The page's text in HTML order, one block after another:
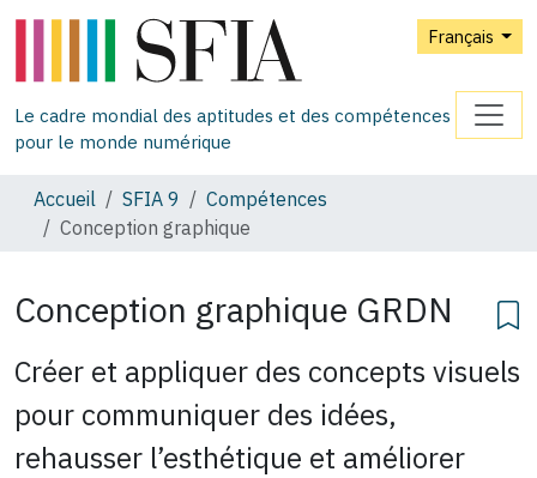
Français
Le cadre mondial des aptitudes et des compétences
pour le monde numérique
Accueil SFIA 9
Compétences
Conception graphique
Conception graphique GRDN
Créer et appliquer des concepts visuels
pour communiquer des idées,
rehausser l’esthétique et améliorer